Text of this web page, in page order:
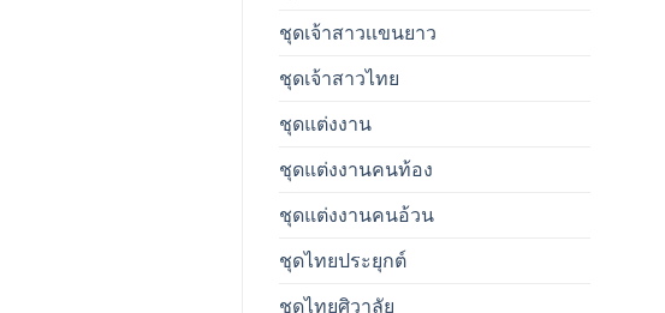
ชุดเจ้าสาวเเขนยาว
ชุดเจ้าสาวไทย
ชุดแต่งงาน
ชุดแต่งงานคนท้อง
ชุดแต่งงานคนอ้วน
ชุดไทยประยุกต์
ชุดไทยศิวาลัย